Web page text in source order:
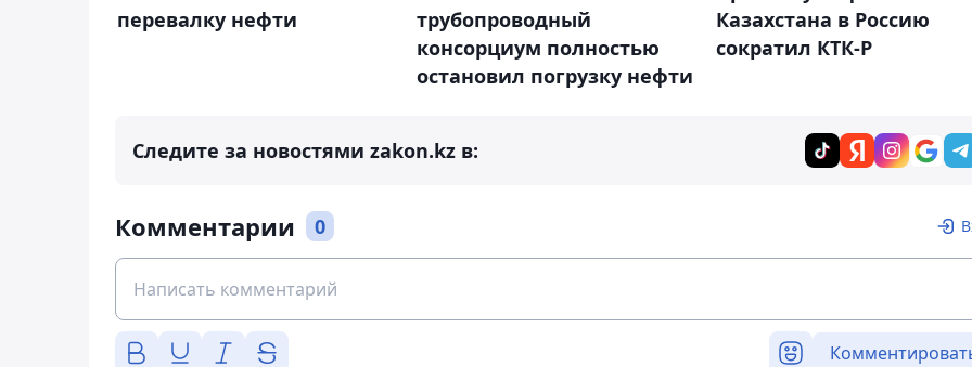
перевалку нефти
трубопроводный
консорциум полностью
остановил погрузку нефти
Казахстана в Россию
сократил КТК-Р
Следите за новостями zakon.kz в:
Комментарии 0